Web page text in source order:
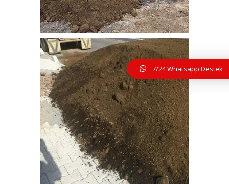
bitkisel_toprak-12
IMG-20170206-WA0014
7/24 Whatsapp Destek